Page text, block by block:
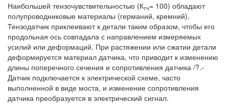
Наибольшей тензочувствительностью (Ктч= 100) обладают
полупроводниковые материалы (германий, кремний).
Тензодатчик приклеивают к детали таким образом, чтобы его
продольная ось совпадала с направлением измеряемых
усилий или деформаций. При растяжении или сжатии детали
деформируется материал датчика, что приводит к изменению
длины поперечного сечения и сопротивления датчика /?.-
Датчик подключается к электрической схеме, часто
выполненной в виде моста, и изменение сопротивления
датчика преобразуется в электрический сигнал.